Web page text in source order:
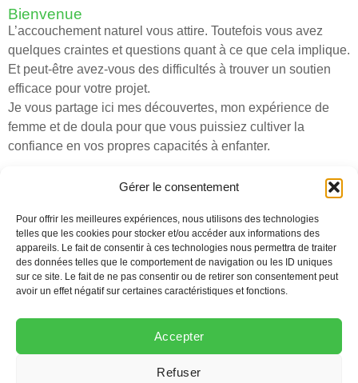
Gérer le consentement
Pour offrir les meilleures expériences, nous utilisons des technologies
telles que les cookies pour stocker et/ou accéder aux informations des
appareils. Le fait de consentir à ces technologies nous permettra de traiter
des données telles que le comportement de navigation ou les ID uniques
sur ce site. Le fait de ne pas consentir ou de retirer son consentement peut
avoir un effet négatif sur certaines caractéristiques et fonctions.
Accepter
Refuser
Bienvenue
L’accouchement naturel vous attire. Toutefois vous avez
quelques craintes et questions quant à ce que cela implique.
Et peut-être avez-vous des difficultés à trouver un soutien
efficace pour votre projet.
Je vous partage ici mes découvertes, mon expérience de
femme et de doula pour que vous puissiez cultiver la
confiance en vos propres capacités à enfanter.